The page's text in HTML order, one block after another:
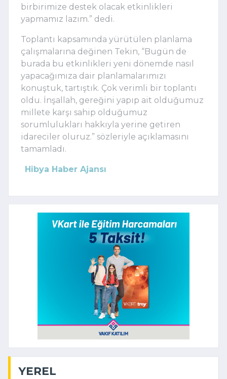
birbirimize destek olacak etkinlikleri
yapmamız lazım.” dedi.
Toplantı kapsamında yürütülen planlama
çalışmalarına değinen Tekin, “Bugün de
burada bu etkinlikleri yeni dönemde nasıl
yapacağımıza dair planlamalarımızı
konuştuk, tartıştık. Çok verimli bir toplantı
oldu. İnşallah, gereğini yapıp ait olduğumuz
millete karşı sahip olduğumuz
sorumlulukları hakkıyla yerine getiren
idareciler oluruz.” sözleriyle açıklamasını
tamamladı.
Hibya Haber Ajansı
YEREL